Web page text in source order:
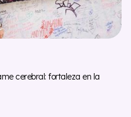
cerebral: fortaleza en la